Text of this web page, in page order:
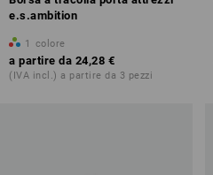
e.s.ambition
1 colore
a partire da 24,28 €
(IVA incl.) a partire da 3 pezzi